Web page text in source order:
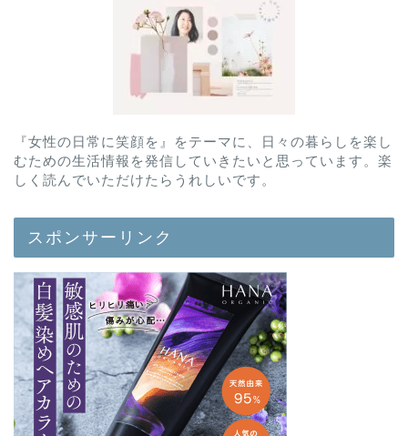
『女性の日常に笑顔を』をテーマに、日々の暮らしを楽し
むための生活情報を発信していきたいと思っています。楽
しく読んでいただけたらうれしいです。
スポンサーリンク